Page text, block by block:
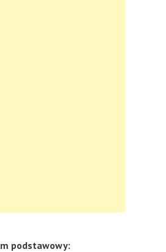
podstawowy: